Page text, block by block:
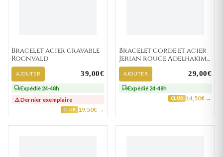
Bracelet acier gravable
Rognvald
AJOUTER 39,00€
Expédié 24-48h
⚠️ Dernier exemplaire
CLUB 19,50€ →
Bracelet corde et acier
Jerian rouge Adelhakim
2
AJOUTER 29,00€
Expédié 24-48h
CLUB 14,50€ →